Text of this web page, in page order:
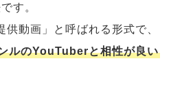
す。
動画」と呼ばれる形式で、
ルのYouTuberと相性が良い